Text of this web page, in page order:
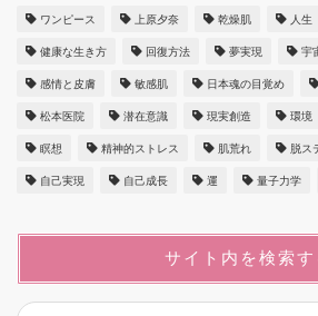
ワンピース 上原夕奈 乾燥肌 人生
健康な生き方 回復方法 夢実現 宇
感情と皮膚 敏感肌 日本魂の目覚め
松本医院 潜在意識 現実創造 環境
瞑想 精神的ストレス 肌荒れ 脱ス
自己実現 自己成長 運 量子力学
サイト内を検索す